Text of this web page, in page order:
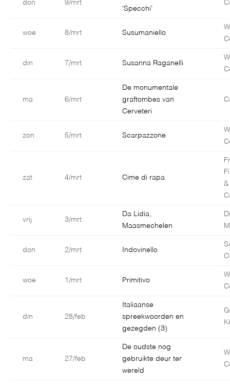
don 9/mrt
‘Specchi’
woe 8/mrt Susumaniello
din 7/mrt Susanna Raganelli
ma 6/mrt
De monumentale
graftombes van
Cerveteri
zon 5/mrt Scarpazzone
zat 4/mrt Cime di rapa
&
vrij 3/mrt
Da Lidia,
Maasmechelen
don 2/mrt Indovinello
woe 1/mrt Primitivo
din 28/feb
Italiaanse
spreekwoorden en
gezegden (3)
ma 27/feb
De oudste nog
gebruikte deur ter
wereld